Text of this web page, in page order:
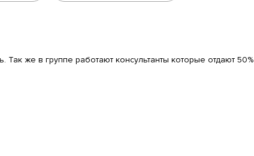
Так же в группе работают консультанты которые отдают 50%